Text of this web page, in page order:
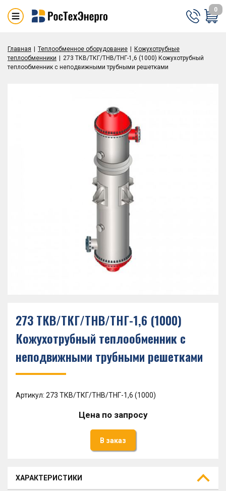
0
Главная Теплообменное оборудование
Кожухотрубные
теплообменники
273 ТКВ/ТКГ/ТНВ/ТНГ-1,6 (1000) Кожухотрубный
теплообменник с неподвижными трубными решетками
273 ТКВ/ТКГ/ТНВ/ТНГ-1,6 (1000)
Кожухотрубный теплообменник с
неподвижными трубными решетками
Артикул: 273 ТКВ/ТКГ/ТНВ/ТНГ-1,6 (1000)
Цена по запросу
В заказ
ХАРАКТЕРИСТИКИ